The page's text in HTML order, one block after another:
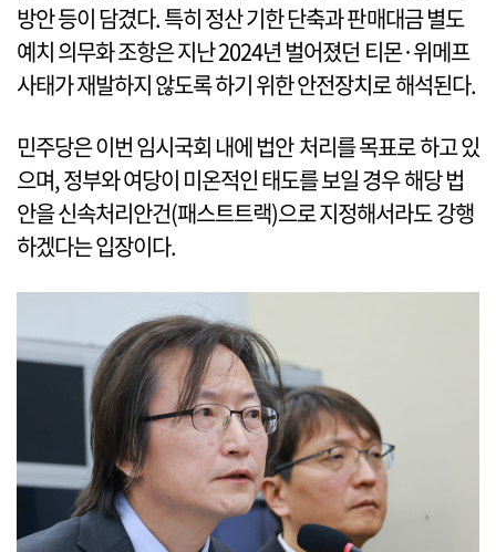
방안 등이 담겼다. 특히 정산 기한 단축과 판매대금 별도
예치 의무화 조항은 지난 2024년 벌어졌던 티몬·위메프
사태가 재발하지 않도록 하기 위한 안전장치로 해석된다.
민주당은 이번 임시국회 내에 법안 처리를 목표로 하고 있
으며, 정부와 여당이 미온적인 태도를 보일 경우 해당 법
안을 신속처리안건(패스트트랙)으로 지정해서라도 강행
하겠다는 입장이다.